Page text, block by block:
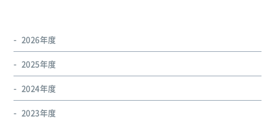
ゲー
ショ
ン
2026年度
2025年度
2024年度
2023年度